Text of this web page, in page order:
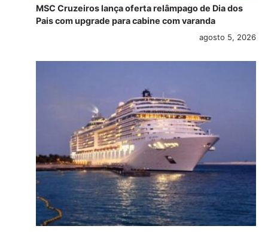
MSC Cruzeiros lança oferta relâmpago de Dia dos
Pais com upgrade para cabine com varanda
agosto 5, 2026